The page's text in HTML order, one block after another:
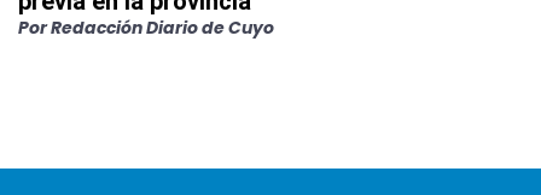
PorRedacción Diario de Cuyo